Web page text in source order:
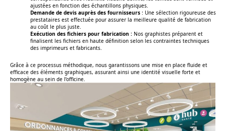
ajustées en fonction des échantillons physiques.
Demande de devis auprès des fournisseurs : Une sélection rigoureuse des
prestataires est effectuée pour assurer la meilleure qualité de fabrication
au coût le plus juste.
Exécution des fichiers pour fabrication : Nos graphistes préparent et
finalisent les fichiers en haute définition selon les contraintes techniques
des imprimeurs et fabricants.
Grâce à ce processus méthodique, nous garantissons une mise en place fluide et
efficace des éléments graphiques, assurant ainsi une identité visuelle forte et
homogène au sein de l’officine.